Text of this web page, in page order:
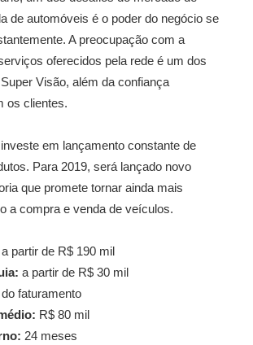
de automóveis é o poder do negócio se
A preocupação com a
oferecidos pela rede é um dos
Visão, além da confiança
os clientes.
em lançamento constante de
Para 2019, será lançado novo
que promete tornar ainda mais
a compra e venda de veículos.
a partir de R$ 190 mil
a partir de R$ 30 mil
faturamento
R$ 80 mil
24 meses